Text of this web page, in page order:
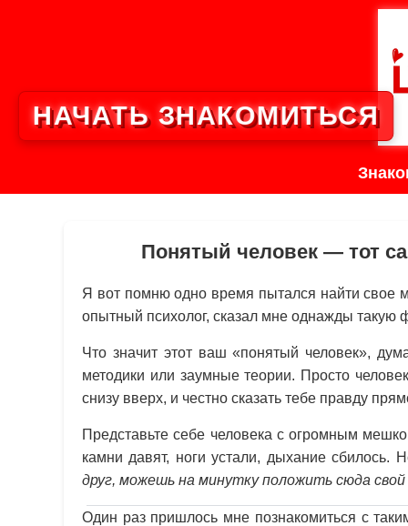
Понятый человек — тот
Я вот помню одно время пытался найти свое
опытный психолог, сказал мне однажды такую
Что значит этот ваш «понятый человек»,
методики или заумные теории. Просто
снизу вверх, и честно сказать тебе правду
Представьте себе человека с огромным
камни давят, ноги устали, дыхание сбилось.
друг, можешь на минутку положить сюда свой
Один раз пришлось мне познакомиться с
НАЧАТЬ ЗНАКОМИТЬСЯ